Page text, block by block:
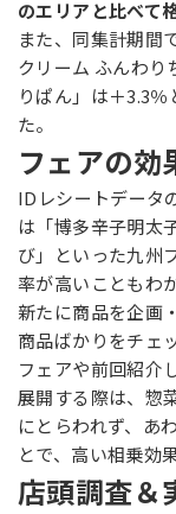
のエリアと比べて
また、同集計期間
クリーム ふんわり
りぱん」は＋3.3
た。
フェアの効
IDレシートデータ
は「博多辛子明太
び」といった九州
率が高いこともわ
新たに商品を企画
商品ばかりをチェ
フェアや前回紹介
展開する際は、惣
にとらわれず、あ
とで、高い相乗効
店頭調査＆